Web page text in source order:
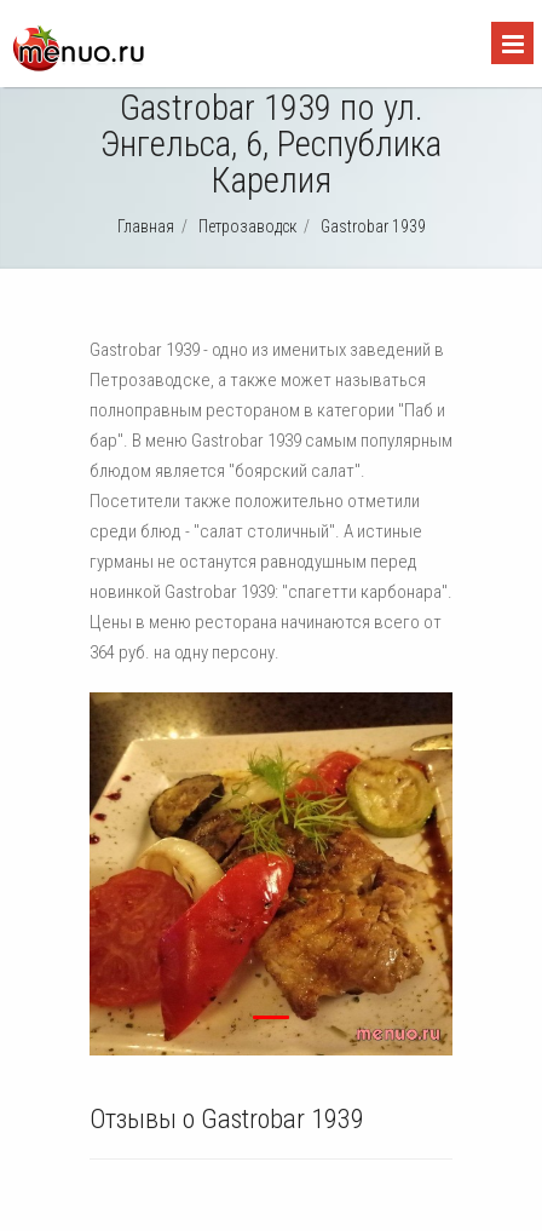
Gastrobar 1939 по ул.
Энгельса, 6, Республика
Карелия
Главная / Петрозаводск / Gastrobar 1939
Gastrobar 1939 - одно из именитых заведений в
Петрозаводске, а также может называться
полноправным рестораном в категории "Паб и
бар". В меню Gastrobar 1939 самым популярным
блюдом является "боярский салат".
Посетители также положительно отметили
среди блюд - "салат столичный". А истиные
гурманы не останутся равнодушным перед
новинкой Gastrobar 1939: "спагетти карбонара".
Цены в меню ресторана начинаются всего от
364 руб. на одну персону.
Отзывы о Gastrobar 1939